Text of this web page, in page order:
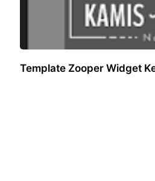
Template Zooper Widget